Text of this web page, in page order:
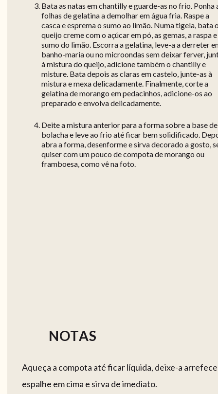
Bata as natas em chantilly e guarde-as no frio. Ponha
folhas de gelatina a demolhar em água fria. Raspe a
casca e esprema o sumo ao limão. Numa tigela, bata
queijo creme com o açúcar em pó, as gemas, a raspa
sumo do limão. Escorra a gelatina, leve-a a derreter
banho-maria ou no microondas sem deixar ferver,
à mistura do queijo, adicione também o chantilly e
misture. Bata depois as claras em castelo, junte-as à
mistura e mexa delicadamente. Finalmente, corte a
gelatina de morango em pedacinhos, adicione-os ao
preparado e envolva delicadamente.
Deite a mistura anterior para a forma sobre a base de
bolacha e leve ao frio até ficar bem solidificado.
abra a forma, desenforme e sirva decorado a gosto,
quiser com um pouco de compota de morango ou
framboesa, como vê na foto.
NOTAS
Aqueça a compota até ficar líquida, deixe-a
espalhe em cima e sirva de imediato.